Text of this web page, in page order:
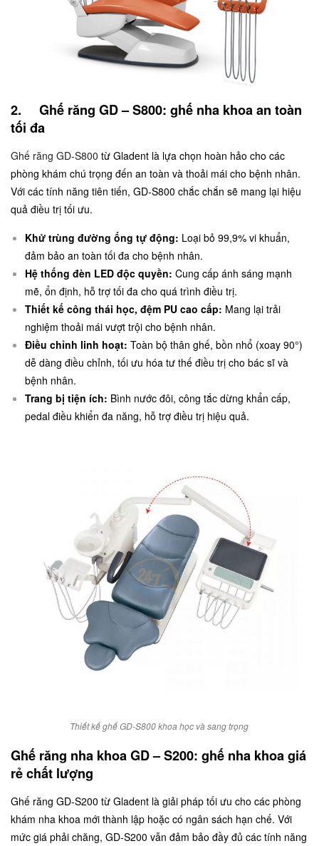
2. Ghế răng GD – S800: ghế nha khoa an toàn
tối đa
Ghế răng GD-S800 từ Gladent là lựa chọn hoàn hảo cho các
phòng khám chú trọng đến an toàn và thoải mái cho bệnh nhân.
Với các tính năng tiên tiến, GD-S800 chắc chắn sẽ mang lại hiệu
quả điều trị tối ưu.
Khử trùng đường ống tự động: Loại bỏ 99,9% vi khuẩn,
đảm bảo an toàn tối đa cho bệnh nhân.
Hệ thống đèn LED độc quyền: Cung cấp ánh sáng mạnh
mẽ, ổn định, hỗ trợ tối đa cho quá trình điều trị.
Thiết kế công thái học, đệm PU cao cấp: Mang lại trải
nghiệm thoải mái vượt trội cho bệnh nhân.
Điều chỉnh linh hoạt: Toàn bộ thân ghế, bồn nhổ (xoay 90°)
dễ dàng điều chỉnh, tối ưu hóa tư thế điều trị cho bác sĩ và
bệnh nhân.
Trang bị tiện ích: Bình nước đôi, công tắc dừng khẩn cấp,
pedal điều khiển đa năng, hỗ trợ điều trị hiệu quả.
Thiết kế ghế GD-S800 khoa học và sang trọng
Ghế răng nha khoa GD – S200: ghế nha khoa giá
rẻ chất lượng
Ghế răng GD-S200 từ Gladent là giải pháp tối ưu cho các phòng
khám nha khoa mới thành lập hoặc có ngân sách hạn chế. Với
mức giá phải chăng, GD-S200 vẫn đảm bảo đầy đủ các tính năng